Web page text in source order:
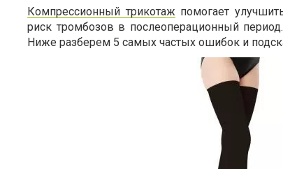
Компрессионный трикотаж помогает
риск тромбозов в послеоперационный
Ниже разберем 5 самых частых ошибок и